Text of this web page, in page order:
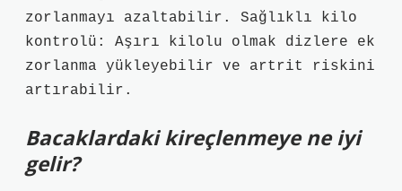
zorlanmayı azaltabilir. Sağlıklı kilo
kontrolü: Aşırı kilolu olmak dizlere ek
zorlanma yükleyebilir ve artrit riskini
artırabilir.
Bacaklardaki kireçlenmeye ne iyi
gelir?